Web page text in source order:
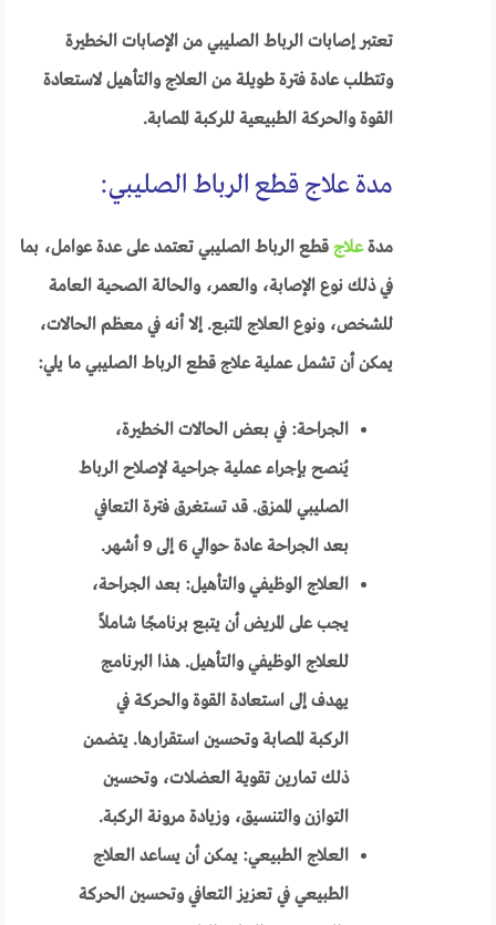
تعتبر إصابات الرباط الصليبي من الإصابات الخطيرة
وتتطلب عادة فترة طويلة من العلاج والتأهيل لاستعادة
القوة والحركة الطبيعية للركبة المصابة.
مدة علاج قطع الرباط الصليبي:
مدةعلاج قطع الرباط الصليبي تعتمد على عدة عوامل، بما
في ذلك نوع الإصابة، والعمر، والحالة الصحية العامة
للشخص، ونوع العلاج المتبع. إلا أنه في معظم الحالات،
يمكن أن تشمل عملية علاج قطع الرباط الصليبي ما يلي:
الجراحة: في بعض الحالات الخطيرة،
يُنصح بإجراء عملية جراحية لإصلاح الرباط
الصليبي الممزق. قد تستغرق فترة التعافي
بعد الجراحة عادة حوالي 6 إلى 9 أشهر.
العلاج الوظيفي والتأهيل: بعد الجراحة،
يجب على المريض أن يتبع برنامجًا شاملاً
للعلاج الوظيفي والتأهيل. هذا البرنامج
يهدف إلى استعادة القوة والحركة في
الركبة المصابة وتحسين استقرارها. يتضمن
ذلك تمارين تقوية العضلات، وتحسين
التوازن والتنسيق، وزيادة مرونة الركبة.
العلاج الطبيعي: يمكن أن يساعد العلاج
الطبيعي في تعزيز التعافي وتحسين الحركة